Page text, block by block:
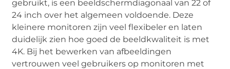
gebruikt, is een beeldschermdiagonaal van 22 of
24 inch over het algemeen voldoende. Deze
kleinere monitoren zijn veel flexibeler en laten
duidelijk zien hoe goed de beeldkwaliteit is met
4K. Bij het bewerken van afbeeldingen
vertrouwen veel gebruikers op monitoren met